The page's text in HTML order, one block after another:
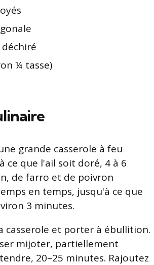
¼ tasse)
grande casserole à feu
ce que l'ail soit doré, 4 à 6
de farro et de poivron
en temps, jusqu'à ce que
3 minutes.
casserole et porter à ébullition.
mijoter, partiellement
20–25 minutes. Rajoutez